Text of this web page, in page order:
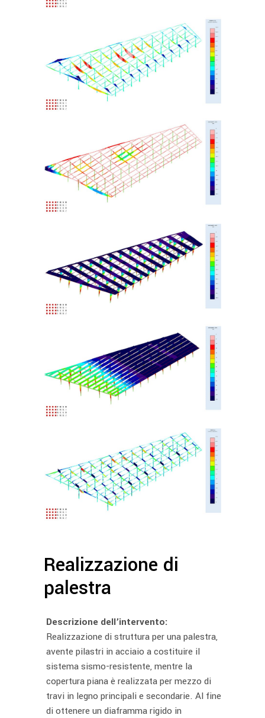
Realizzazione di
palestra
Descrizione dell’intervento:
Realizzazione di struttura per una palestra,
avente pilastri in acciaio a costituire il
sistema sismo-resistente, mentre la
copertura piana è realizzata per mezzo di
travi in legno principali e secondarie. Al fine
di ottenere un diaframma rigido in